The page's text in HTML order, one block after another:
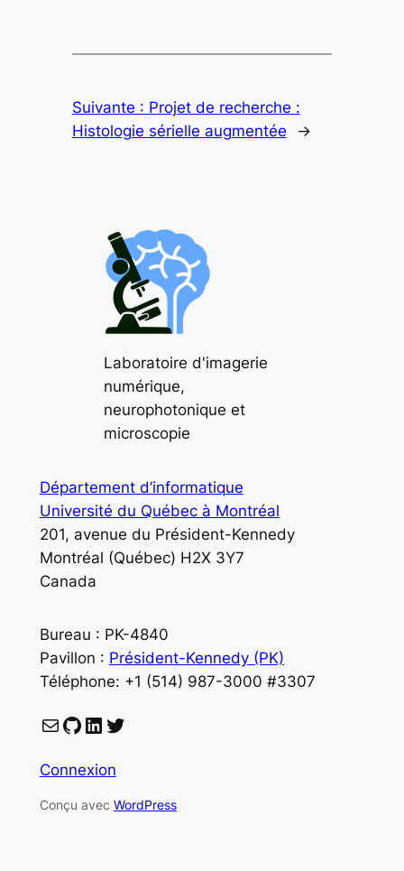
Suivante : Projet de recherche :
Histologie sérielle augmentée
→
Laboratoire d'imagerie
numérique,
neurophotonique et
microscopie
Département d’informatique
Université du Québec à Montréal
201, avenue du Président-Kennedy
Montréal (Québec) H2X 3Y7
Canada
Bureau : PK-4840
Pavillon : Président-Kennedy (PK)
Téléphone: +1 (514) 987-3000 #3307
Courriel GitHub LinkedIn Twitter
Connexion
Conçu avec WordPress